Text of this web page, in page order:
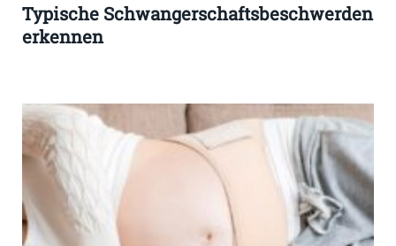
Typische Schwangerschaftsbeschwerden
erkennen